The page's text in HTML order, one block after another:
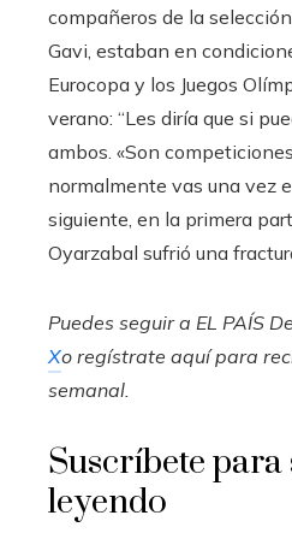
compañeros de la
Gavi, estaban en
Eurocopa y los Juegos
verano: “Les diría que si
ambos. «Son
normalmente vas una vez
siguiente, en la primera
Oyarzabal sufrió una
Puedes seguir a EL PAÍS
Xo regístrate aquí para
semanal
Suscríbete para
leyendo